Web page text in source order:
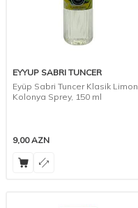
EYYUP SABRI TUNCER
Eyüp Sabri Tuncer Klasik Limon
Kolonya Sprey, 150 ml
9,00AZN